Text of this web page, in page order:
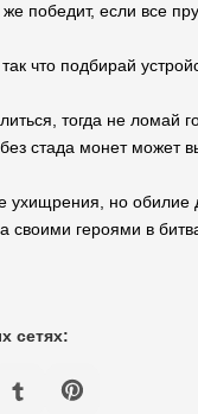
победит, если все
что подбирай
тогда не ломай
стада монет может
ухищрения, но
героями в
сетях: